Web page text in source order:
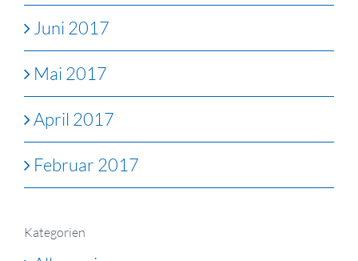
Juni 2017
Mai 2017
April 2017
Februar 2017
Kategorien